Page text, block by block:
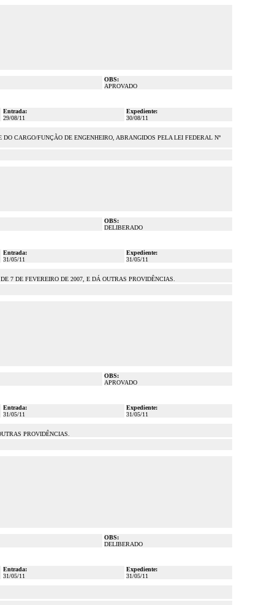
OBS:
APROVADO
Entrada:
29/08/11
Expediente:
30/08/11
CARGO/FUNÇÃO DE ENGENHEIRO, ABRANGIDOS PELA LEI FEDERAL Nº
OBS:
DELIBERADO
Entrada:
31/05/11
Expediente:
31/05/11
7 DE FEVEREIRO DE 2007, E DÁ OUTRAS PROVIDÊNCIAS.
OBS:
APROVADO
Entrada:
31/05/11
Expediente:
31/05/11
PROVIDÊNCIAS.
OBS:
DELIBERADO
Entrada:
31/05/11
Expediente:
31/05/11